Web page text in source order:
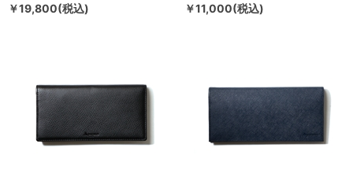
￥19,800(税込) ￥11,000(税込)